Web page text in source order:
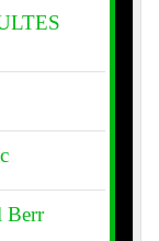
Berr